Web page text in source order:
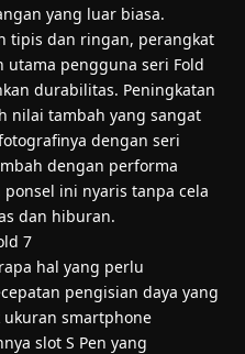
yang luar biasa.
tipis dan ringan, perangkat
pengguna seri Fold
durabilitas. Peningkatan
nilai tambah yang sangat
dengan seri
dengan performa
ini nyaris tanpa cela
dan hiburan.
hal yang perlu
pengisian daya yang
smartphone
slot S Pen yang